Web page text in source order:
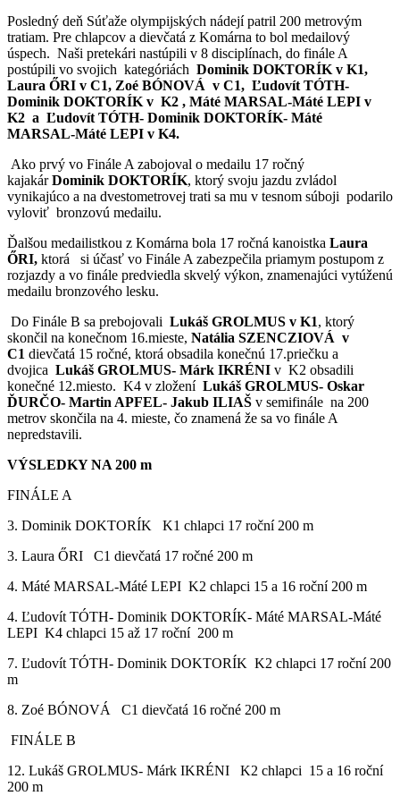
Posledný deň Súťaže olympijských nádejí patril 200 metrovým
tratiam. Pre chlapcov a dievčatá z Komárna to bol medailový
úspech. Naši pretekári nastúpili v 8 disciplínach, do finále A
postúpili vo svojich kategóriách Dominik DOKTORÍK v K1,
Laura ŐRI v C1, Zoé BÓNOVÁ v C1, Ľudovít TÓTH-
Dominik DOKTORÍK v K2 , Máté MARSAL-Máté LEPI v
K2 a Ľudovít TÓTH- Dominik DOKTORÍK- Máté
MARSAL-Máté LEPI v K4.
Ako prvý vo Finále A zabojoval o medailu 17 ročný
kajakárDominik DOKTORÍK, ktorý svoju jazdu zvládol
vynikajúco a na dvestometrovej trati sa mu v tesnom súboji podarilo
vyloviť bronzovú medailu.
Ďalšou medailistkou z Komárna bola 17 ročná kanoistka Laura
ŐRI, ktorá si účasť vo Finále A zabezpečila priamym postupom z
rozjazdy a vo finále predviedla skvelý výkon, znamenajúci vytúženú
medailu bronzového lesku.
Do Finále B sa prebojovali Lukáš GROLMUS v K1, ktorý
skončil na konečnom 16.mieste, Natália SZENCZIOVÁ v
C1 dievčatá 15 ročné, ktorá obsadila konečnú 17.priečku a
dvojica Lukáš GROLMUS- Márk IKRÉNI v K2 obsadili
konečné 12.miesto. K4 v zložení Lukáš GROLMUS- Oskar
ĎURČO- Martin APFEL- Jakub ILIAŠ v semifinále na 200
metrov skončila na 4. mieste, čo znamená že sa vo finále A
nepredstavili.
VÝSLEDKY NA 200 m
FINÁLE A
3. Dominik DOKTORÍK K1 chlapci 17 roční 200 m
3. Laura ŐRI C1 dievčatá 17 ročné 200 m
4. Máté MARSAL-Máté LEPI K2 chlapci 15 a 16 roční 200 m
4. Ľudovít TÓTH- Dominik DOKTORÍK- Máté MARSAL-Máté
LEPI K4 chlapci 15 až 17 roční 200 m
7. Ľudovít TÓTH- Dominik DOKTORÍK K2 chlapci 17 roční 200
m
8. Zoé BÓNOVÁ C1 dievčatá 16 ročné 200 m
FINÁLE B
12. Lukáš GROLMUS- Márk IKRÉNI K2 chlapci 15 a 16 roční
200 m